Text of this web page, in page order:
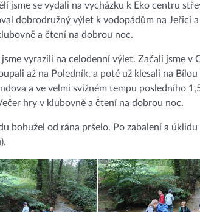
jsme se vydali na vycházku k Eko centru
dobrodružný výlet k vodopádům na Jeřici
a čtení na dobrou noc.
vyrazili na celodenní výlet. Začali jsme
až na Poledník, a poté už klesali na
a ve velmi svižném tempu posledního
hry v klubovně a čtení na dobrou noc.
bohužel od rána pršelo. Po zabalení a